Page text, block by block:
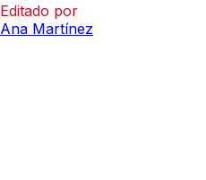
Editado por
Ana Martínez